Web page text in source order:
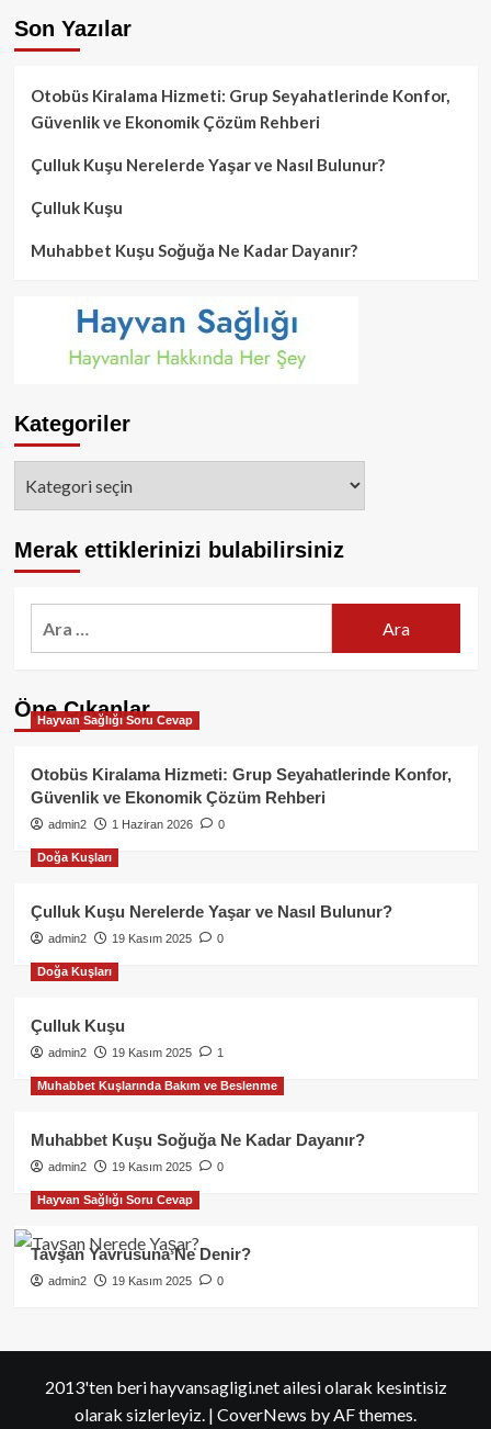
Son Yazılar
Otobüs Kiralama Hizmeti: Grup Seyahatlerinde Konfor,
Güvenlik ve Ekonomik Çözüm Rehberi
Çulluk Kuşu Nerelerde Yaşar ve Nasıl Bulunur?
Çulluk Kuşu
Muhabbet Kuşu Soğuğa Ne Kadar Dayanır?
Kategoriler
Merak ettiklerinizi bulabilirsiniz
Öne Çıkanlar
Hayvan Sağlığı Soru Cevap
Otobüs Kiralama Hizmeti: Grup Seyahatlerinde Konfor,
Güvenlik ve Ekonomik Çözüm Rehberi
admin2 1 Haziran 2026 0
Doğa Kuşları
Çulluk Kuşu Nerelerde Yaşar ve Nasıl Bulunur?
admin2 19 Kasım 2025 0
Doğa Kuşları
Çulluk Kuşu
admin2 19 Kasım 2025 1
Muhabbet Kuşlarında Bakım ve Beslenme
Muhabbet Kuşu Soğuğa Ne Kadar Dayanır?
admin2 19 Kasım 2025 0
Hayvan Sağlığı Soru Cevap
Tavşan Yavrusuna Ne Denir?
admin2 19 Kasım 2025 0
2013'ten beri hayvansagligi.net ailesi olarak kesintisiz
olarak sizlerleyiz. | CoverNews by AF themes.